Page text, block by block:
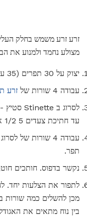
זרע זרע משמש בחלק
מצולע נחמד ולמנוע את
יצוק על 30 תפרים (35 עבור גודל גדול יותר).
עבודה 4 שורות של
זרע תפר -
עד חתיכת צעדים 5 1/2 אינץ 'מההתחלה.
תפר.
נקשר בדפוס. חותכים
לתפור את הצלעות יחד.
מכן להשלים כמה שורות
בין נוח מתאים את